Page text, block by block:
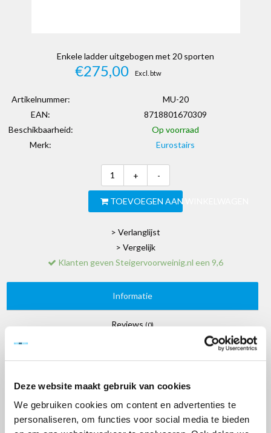
Deze website maakt gebruik van cookies
We gebruiken cookies om content en advertenties te
personaliseren, om functies voor social media te bieden
Enkele ladder uitgebogen met 20 sporten
€275,00 Excl. btw
Artikelnummer:
MU-20
EAN:
8718801670309
Beschikbaarheid:
Op voorraad
Merk:
Eurostairs
+ -
TOEVOEGEN AAN WINKELWAGEN
> Verlanglijst
> Vergelijk
Klanten geven Steigervoorweinig.nl een 9,6
Informatie
Reviews (0)
Professionele enkele ladder met uitgebogen
Deze uitgebogen enkele ladder heeft 20 ergonomische treden van
4 cm breed met antislipprofiel. Aan de onderzijde van de ladder